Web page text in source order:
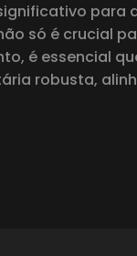
só é crucial
é essencial
robusta,